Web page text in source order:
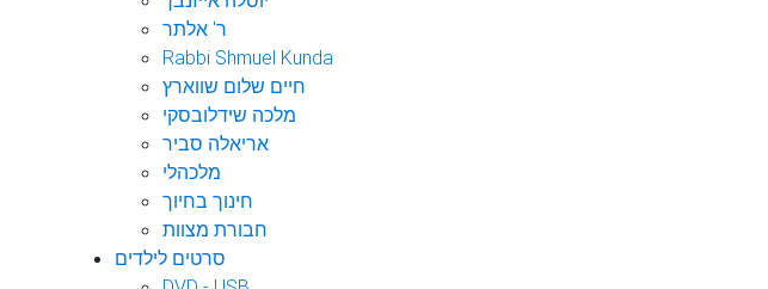
ר' אלתר
Rabbi Shmuel Kunda
חיים שלום שווארץ
מלכה שידלובסקי
אריאלה סביר
מלכהלי
חינוך בחיוך
חבורת מצוות
סרטים לילדים